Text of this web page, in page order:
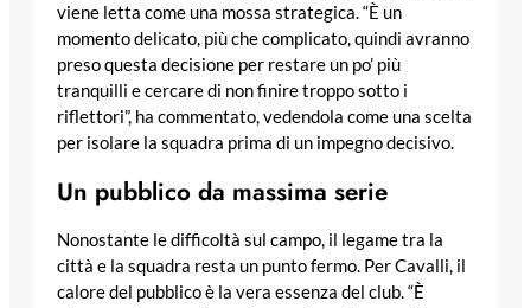
viene letta come una mossa strategica. “È un
momento delicato, più che complicato, quindi avranno
preso questa decisione per restare un po’ più
tranquilli e cercare di non finire troppo sotto i
riflettori”, ha commentato, vedendola come una scelta
per isolare la squadra prima di un impegno decisivo.
Un pubblico da massima serie
Nonostante le difficoltà sul campo, il legame tra la
città e la squadra resta un punto fermo. Per Cavalli, il
calore del pubblico è la vera essenza del club. “È